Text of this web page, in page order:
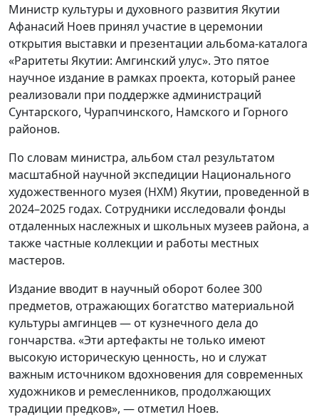
Министр культуры и духовного развития Якутии
Афанасий Ноев принял участие в церемонии
открытия выставки и презентации альбома-каталога
«Раритеты Якутии: Амгинский улус». Это пятое
научное издание в рамках проекта, который ранее
реализовали при поддержке администраций
Сунтарского, Чурапчинского, Намского и Горного
районов.
По словам министра, альбом стал результатом
масштабной научной экспедиции Национального
художественного музея (НХМ) Якутии, проведенной в
2024–2025 годах. Сотрудники исследовали фонды
отдаленных наслежных и школьных музеев района, а
также частные коллекции и работы местных
мастеров.
Издание вводит в научный оборот более 300
предметов, отражающих богатство материальной
культуры амгинцев — от кузнечного дела до
гончарства. «Эти артефакты не только имеют
высокую историческую ценность, но и служат
важным источником вдохновения для современных
художников и ремесленников, продолжающих
традиции предков», — отметил Ноев.